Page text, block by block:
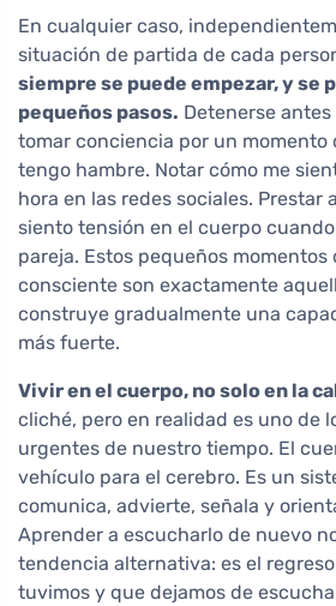
En cualquier caso,
situación de partida de cada
siempre se puede empezar, y se
pequeños pasos. Detenerse
tomar conciencia por un momento
tengo hambre. Notar cómo me
hora en las redes sociales. Prestar
siento tensión en el cuerpo
pareja. Estos pequeños momentos
consciente son exactamente
construye gradualmente una
más fuerte.
Vivir en el cuerpo, no solo en la
cliché, pero en realidad es uno de
urgentes de nuestro tiempo. El
vehículo para el cerebro. Es un
comunica, advierte, señala y
Aprender a escucharlo de nuevo
tendencia alternativa: es el
tuvimos y que dejamos de